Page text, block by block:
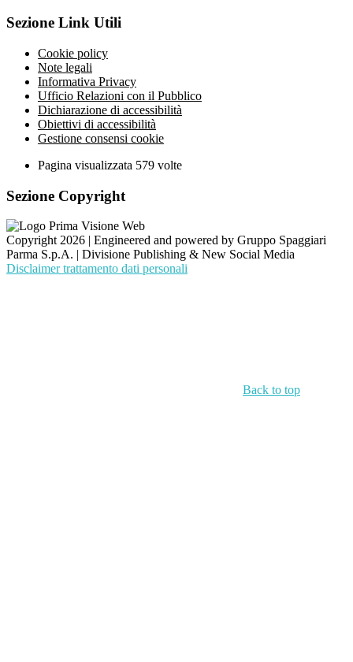
Sezione Link Utili
Cookie policy
Note legali
Informativa Privacy
Ufficio Relazioni con il Pubblico
Dichiarazione di accessibilità
Obiettivi di accessibilità
Gestione consensi cookie
Pagina visualizzata 579 volte
Sezione Copyright
Copyright 2026 | Engineered and powered by Gruppo Spaggiari
Parma S.p.A. | Divisione Publishing & New Social Media
Disclaimer trattamento dati personali
Back to top